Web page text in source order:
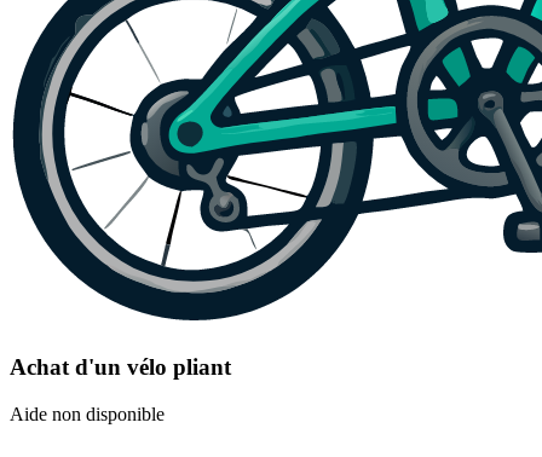
Achat d'un vélo pliant
Aide non disponible